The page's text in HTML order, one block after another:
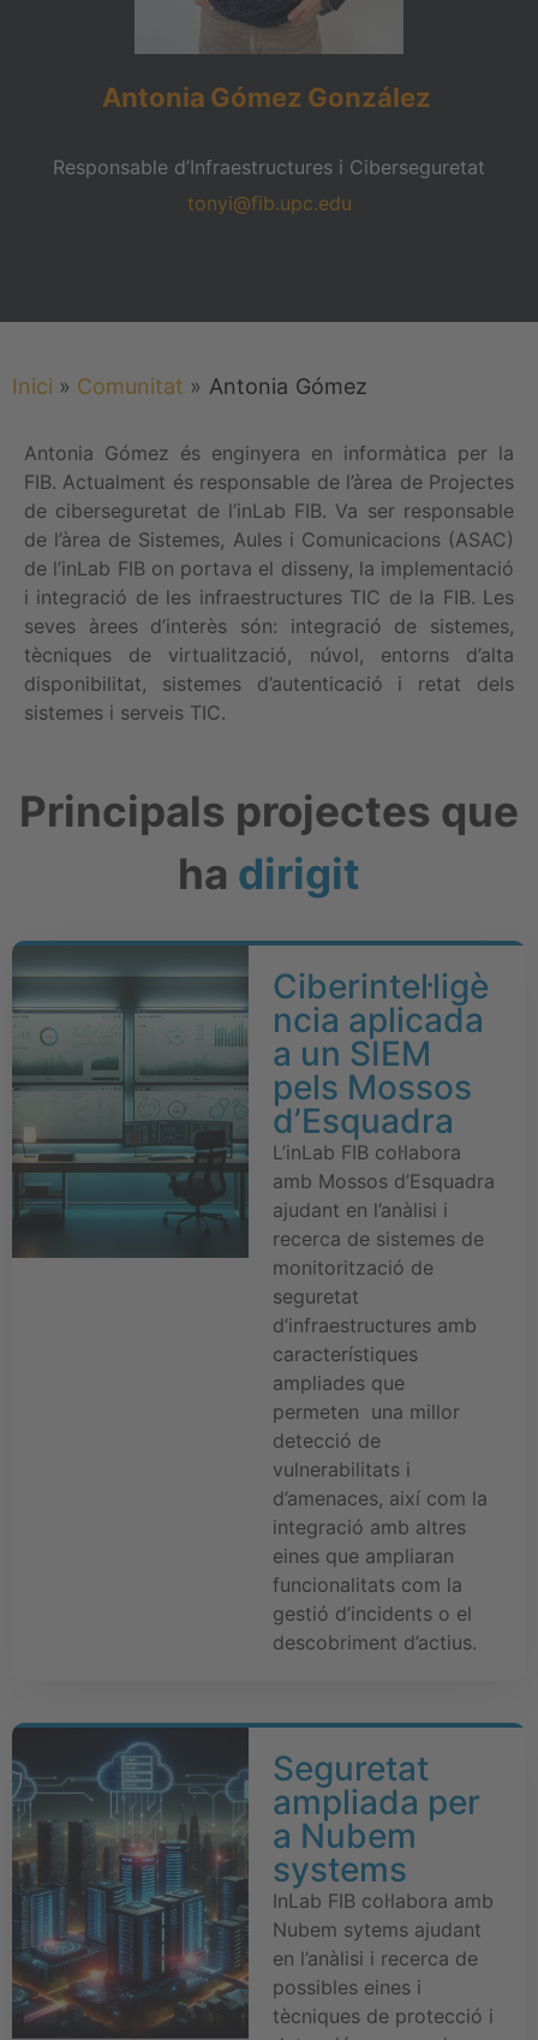
Antonia Gómez González
Responsable d’Infraestructures i Ciberseguretat
tonyi@fib.upc.edu
Inici » Comunitat » Antonia Gómez
Antonia Gómez és enginyera en informàtica per la
FIB. Actualment és responsable de l’àrea de Projectes
de ciberseguretat de l’inLab FIB. Va ser responsable
de l’àrea de Sistemes, Aules i Comunicacions (ASAC)
de l’inLab FIB on portava el disseny, la implementació
i integració de les infraestructures TIC de la FIB. Les
seves àrees d’interès són: integració de sistemes,
tècniques de virtualització, núvol, entorns d’alta
disponibilitat, sistemes d’autenticació i retat dels
sistemes i serveis TIC.
Principals projectes que
ha dirigit
Ciberintel·ligè
ncia aplicada
a un SIEM
pels Mossos
d’Esquadra
L’inLab FIB col·labora
amb Mossos d’Esquadra
ajudant en l’anàlisi i
recerca de sistemes de
monitorització de
seguretat
d’infraestructures amb
característiques
ampliades que
permeten una millor
detecció de
vulnerabilitats i
d’amenaces, així com la
integració amb altres
eines que ampliaran
funcionalitats com la
gestió d’incidents o el
descobriment d’actius.
Seguretat
ampliada per
a Nubem
systems
InLab FIB col·labora amb
Nubem sytems ajudant
en l’anàlisi i recerca de
possibles eines i
tècniques de protecció i